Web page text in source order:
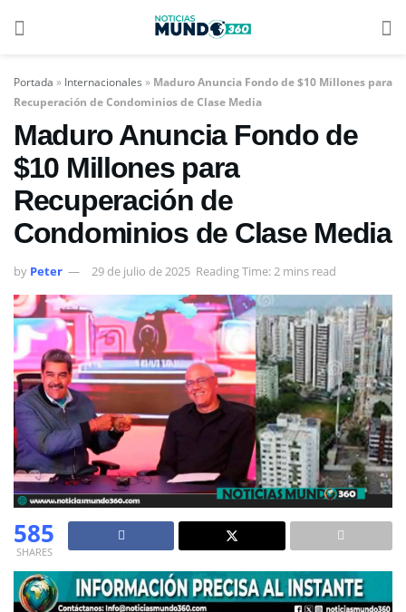
Portada » Internacionales » Maduro Anuncia Fondo de $10 Millones para
Recuperación de Condominios de Clase Media
Maduro Anuncia Fondo de
$10 Millones para
Recuperación de
Condominios de Clase Media
by Peter 29 de julio de 2025 Reading Time: 2 mins read
585
SHARES